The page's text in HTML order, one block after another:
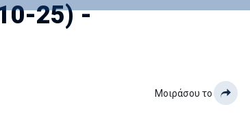
25) -
Μοιράσου το